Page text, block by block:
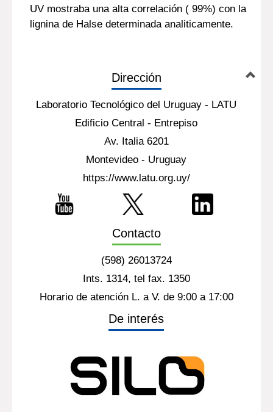
UV mostraba una alta correlación ( 99%) con la
lignina de Halse determinada analiticamente.
Dirección
Laboratorio Tecnológico del Uruguay - LATU
Edificio Central - Entrepiso
Av. Italia 6201
Montevideo - Uruguay
https://www.latu.org.uy/
Contacto
(598) 26013724
Ints. 1314, tel fax. 1350
Horario de atención L. a V. de 9:00 a 17:00
De interés